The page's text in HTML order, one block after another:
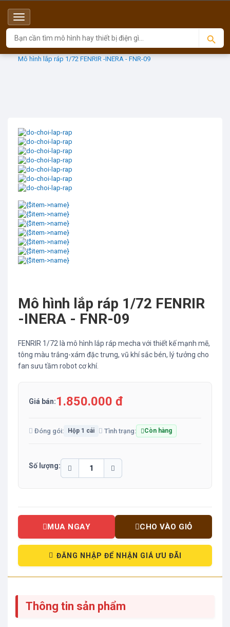
Menu
Top
Sản phẩm INERA
Mô hình lắp ráp 1/72 FENRIR -INERA - FNR-09
Mô hình lắp ráp 1/72 FENRIR
-INERA - FNR-09
FENRIR 1/72 là mô hình lắp ráp mecha với thiết kế mạnh mẽ,
tông màu trắng-xám đặc trưng, vũ khí sắc bén, lý tưởng cho
fan sưu tầm robot cơ khí.
Giá bán:1.850.000 đ
Đóng gói: Hộp 1 cái Tình trạng: Còn hàng
Số lượng:
MUA NGAY CHO VÀO GIỎ
ĐĂNG NHẬP ĐỂ NHẬN GIÁ ƯU ĐÃI
Thông tin sản phẩm